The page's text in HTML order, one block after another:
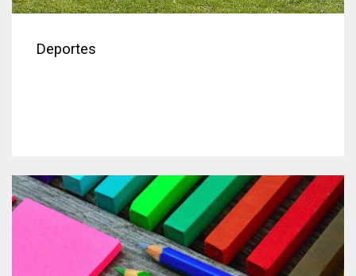
Deportes